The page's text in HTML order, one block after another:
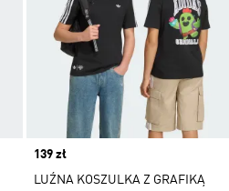
Price
139 zł
LUŹNA KOSZULKA Z GRAFIKĄ